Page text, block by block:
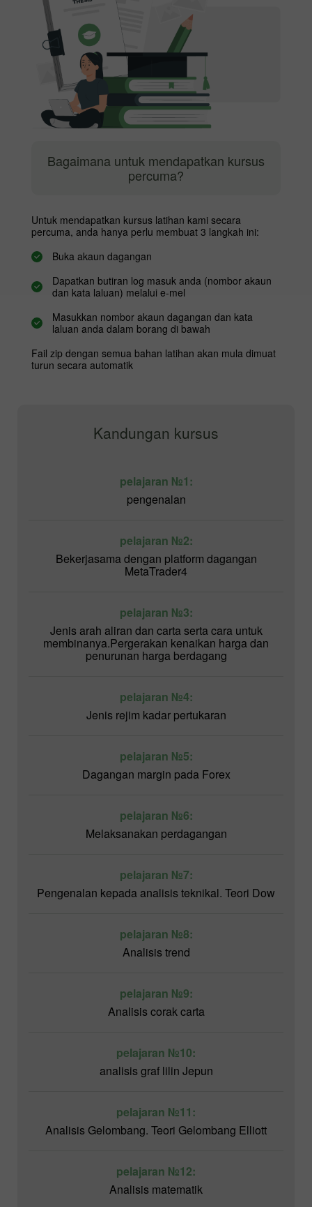
Untuk mendapatkan kursus latihan kami secara
percuma, anda hanya perlu membuat 3 langkah ini:
Buka akaun dagangan
Dapatkan butiran log masuk anda (nombor akaun
dan kata laluan) melalui e-mel
Masukkan nombor akaun dagangan dan kata
laluan anda dalam borang di bawah
Fail zip dengan semua bahan latihan akan mula dimuat
turun secara automatik
Bagaimana untuk mendapatkan kursus
percuma?
Kandungan kursus
pelajaran №1:
pengenalan
pelajaran №2:
Bekerjasama dengan platform dagangan
MetaTrader4
pelajaran №3:
Jenis arah aliran dan carta serta cara untuk
membinanya.Pergerakan kenaikan harga dan
penurunan harga berdagang
pelajaran №4:
Jenis rejim kadar pertukaran
pelajaran №5:
Dagangan margin pada Forex
pelajaran №6:
Melaksanakan perdagangan
pelajaran №7:
Pengenalan kepada analisis teknikal. Teori Dow
pelajaran №8:
Analisis trend
pelajaran №9:
Analisis corak carta
pelajaran №10:
analisis graf lilin Jepun
pelajaran №11:
Analisis Gelombang. Teori Gelombang Elliott
pelajaran №12:
Analisis matematik